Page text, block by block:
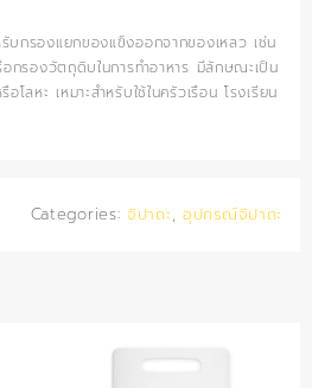
กรองแยกของแข็งออกจากของเหลว เช่น
กรองวัตถุดิบในการทำอาหาร มีลักษณะเป็น
โลหะ เหมาะสำหรับใช้ในครัวเรือน โรงเรียน
Categories:จิปาถะ, อุปกรณ์จิปาถะ